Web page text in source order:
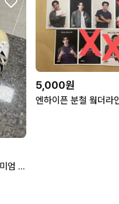
아디다스 슈퍼스타 프리미엄 250
5,000원